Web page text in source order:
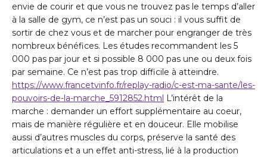
envie de courir et que vous ne trouvez pas le temps d’aller
à la salle de gym, ce n’est pas un souci : il vous suffit de
sortir de chez vous et de marcher pour engranger de très
nombreux bénéfices. Les études recommandent les 5
000 pas par jour et si possible 8 000 pas une ou deux fois
par semaine. Ce n’est pas trop difficile à atteindre.
https://www.francetvinfo.fr/replay-radio/c-est-ma-sante/les-
pouvoirs-de-la-marche_5912852.html L’intérêt de la
marche : demander un effort supplémentaire au coeur,
mais de manière régulière et en douceur. Elle mobilise
aussi d’autres muscles du corps, préserve la santé des
articulations et a un effet anti-stress, lié à la production